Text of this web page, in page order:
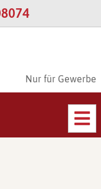
Nur für Gewerbe